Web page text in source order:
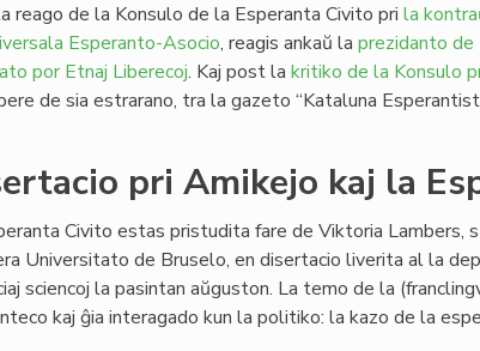
reago de la Konsulo de la Esperanta Civito pri la
Esperanto-Asocio, reagis ankaŭ la prezidanto de
por Etnaj Liberecoj. Kaj post la kritiko de la Konsulo
de sia estrarano, tra la gazeto “Kataluna
pri Amikejo kaj la
Civito estas pristudita fare de Viktoria Lambers,
Universitato de Bruselo, en disertacio liverita al la
sciencoj la pasintan aŭguston. La temo de la
kaj ĝia interagado kun la politiko: la kazo de la